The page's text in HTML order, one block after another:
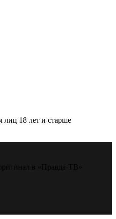
лиц 18 лет и старше
в «Правда-ТВ»